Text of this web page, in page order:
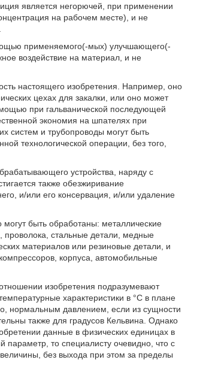
является негорючей, при применении
на рабочем месте), и не
применяемого(-мых) улучшающего(-
воздействие на материал, и не
настоящего изобретения. Например, оно
цехах для закалки, или оно может
при гальванической последующей
экономия на шпателях при
систем и трубопроводы могут быть
технологической операции, без того,
устройства, наряду с
также обезжиривание
и/или его консервация, и/или удаление
быть обработаны: металлические
проволока, стальные детали, медные
материалов или резиновые детали, и
корпуса, автомобильные
изобретения подразумевают
характеристики в °С в плане
нормальным давлением, если из сущности
также для градусов Кельвина. Однако
данные в физических единицах в
то специалисту очевидно, что с
без выхода при этом за пределы